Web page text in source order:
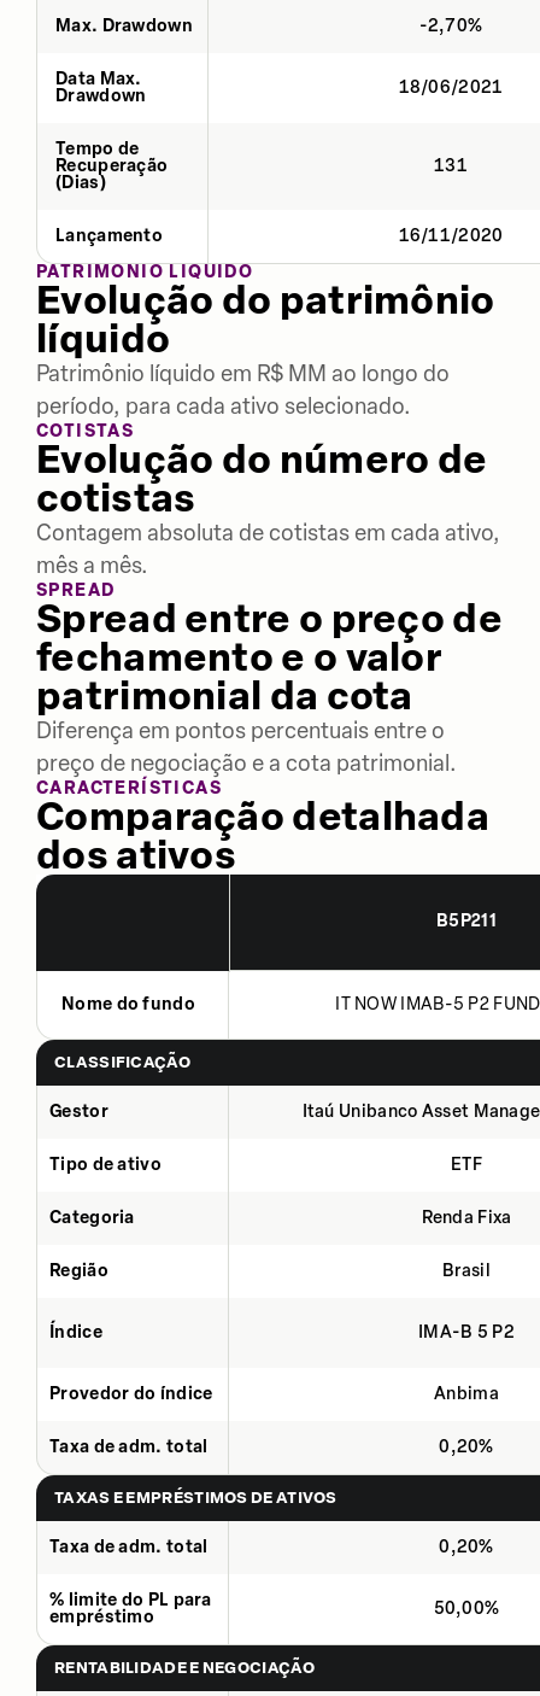
Max. Drawdown -2,70%
Data Max.
Drawdown
18/06/2021
Tempo de
Recuperação
(Dias)
131
Lançamento
16/11/2020
PATRIMÔNIO LÍQUIDO
Evolução do patrimônio
líquido
Patrimônio líquido em R$ MM ao longo do
período, para cada ativo selecionado.
COTISTAS
Evolução do número de
cotistas
Contagem absoluta de cotistas em cada ativo,
mês a mês.
SPREAD
Spread entre o preço de
fechamento e o valor
patrimonial da cota
Diferença em pontos percentuais entre o
preço de negociação e a cota patrimonial.
CARACTERÍSTICAS
Comparação detalhada
dos ativos
B5P211
Nome do fundo IT NOW IMAB-5 P2
CLASSIFICAÇÃO
Gestor Itaú Unibanco Asset
Tipo de ativo ETF
Categoria Renda Fixa
Região Brasil
Índice IMA-B 5 P2
Provedor do índice Anbima
Taxa de adm. total 0,20%
TAXAS E EMPRÉSTIMOS DE ATIVOS
Taxa de adm. total 0,20%
% limite do PL para
empréstimo
50,00%
RENTABILIDADE E NEGOCIAÇÃO